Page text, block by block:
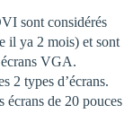
sont considérés
il ya 2 mois) et sont
VGA.
2 types d’écrans.
écrans de 20 pouces